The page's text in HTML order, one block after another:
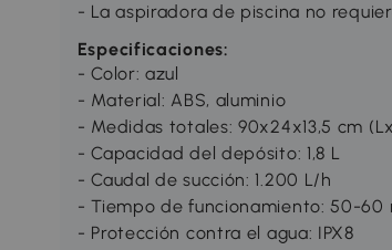
- La aspiradora de piscina no
Especificaciones:
- Color: azul
- Material: ABS, aluminio
- Medidas totales: 90x24x13,5 cm
- Capacidad del depósito: 1,8 L
- Caudal de succión: 1.200 L/h
- Tiempo de funcionamiento: 50-60
- Protección contra el agua: IPX8